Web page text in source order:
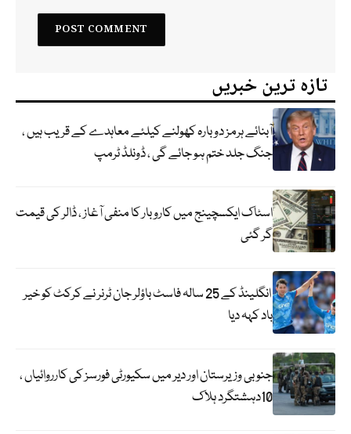
تازہ ترین خبریں
آبنائے ہرمز دوبارہ کھولنے کیلئے معاہدے کے قریب ہیں ،
جنگ جلد ختم ہو جائے گی ، ڈونلڈ ٹرمپ
اسٹاک ایکسچینج میں کاروبار کا منفی آغاز ، ڈالر کی قیمت
گر گئی
انگلینڈ کے 25 سالہ فاسٹ باؤلر جان ٹرنر نے کرکٹ کو خیر
باد کہہ دیا
جنوبی وزیرستان اور دیر میں سکیورٹی فورسز کی کارروائیاں ،
10دہشتگرد ہلاک